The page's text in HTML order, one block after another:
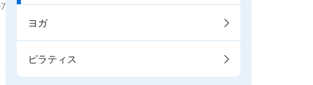
ヨガ
ピラティス